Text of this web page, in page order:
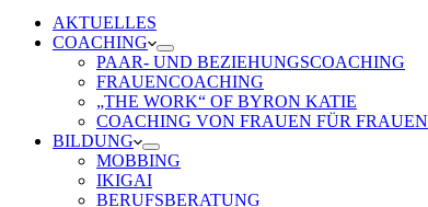
AKTUELLES
COACHING
PAAR- UND BEZIEHUNGSCOACHING
FRAUENCOACHING
„THE WORK“ OF BYRON KATIE
COACHING VON FRAUEN FÜR FRAUEN
BILDUNG
MOBBING
IKIGAI
BERUFSBERATUNG